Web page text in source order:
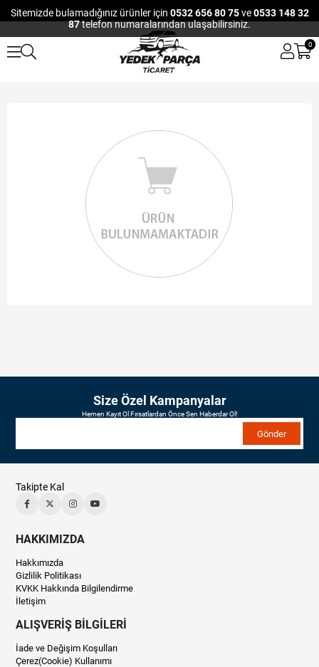
Sitemizde bulamadığınız ürünler için 0532 656 80 75ve0533 148 32
87telefon numaralarından ulaşabilirsiniz.
0
Size Özel Kampanyalar
Hemen Kayıt Ol Fırsatlardan Önce Sen Haberdar Ol!
Gönder
Takipte Kal
HAKKIMIZDA
Hakkımızda
Gizlilik Politikası
KVKK Hakkında Bilgilendirme
İletişim
ALIŞVERİŞ BİLGİLERİ
İade ve Değişim Koşulları
Çerez(Cookie) Kullanımı